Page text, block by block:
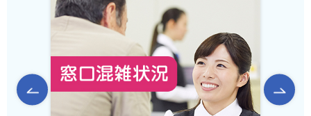
前のスライドを表示